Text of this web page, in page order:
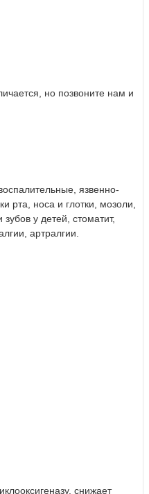
но позвоните нам и
язвенно-
рта, носа и глотки, мозоли,
у детей, стоматит,
артралгии.
снижает